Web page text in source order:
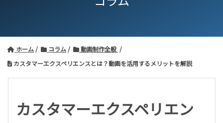
ホーム コラム
動画制作全般
カスタマーエクスペリエンスとは？動画を活用するメリットを解説
カスタマーエクスペリエン